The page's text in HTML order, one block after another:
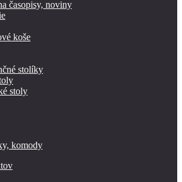
časopisy, noviny
koše
stolíky
stoly
komody